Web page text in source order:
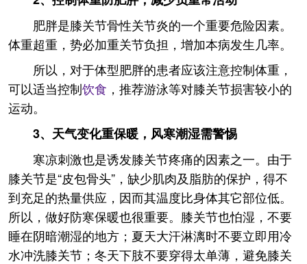
肥胖是膝关节骨性关节炎的一个重要危险因素。
体重超重，势必加重关节负担，增加本病发生几率。
所以，对于体型肥胖的患者应该注意控制体重，
可以适当控制饮食 ，推荐游泳等对膝关节损害较小的
运动。
3、天气变化重保暖，风寒潮湿需警惕
寒凉刺激也是诱发膝关节疼痛的因素之一。由于
膝关节是“皮包骨头”，缺少肌肉及脂肪的保护，得不
到充足的热量供应，因而其温度比身体其它部位低。
所以，做好防寒保暖也很重要。膝关节也怕湿，不要
睡在阴暗潮湿的地方；夏天大汗淋漓时不要立即用冷
水冲洗膝关节；冬天下肢不要穿得太单薄，避免膝关